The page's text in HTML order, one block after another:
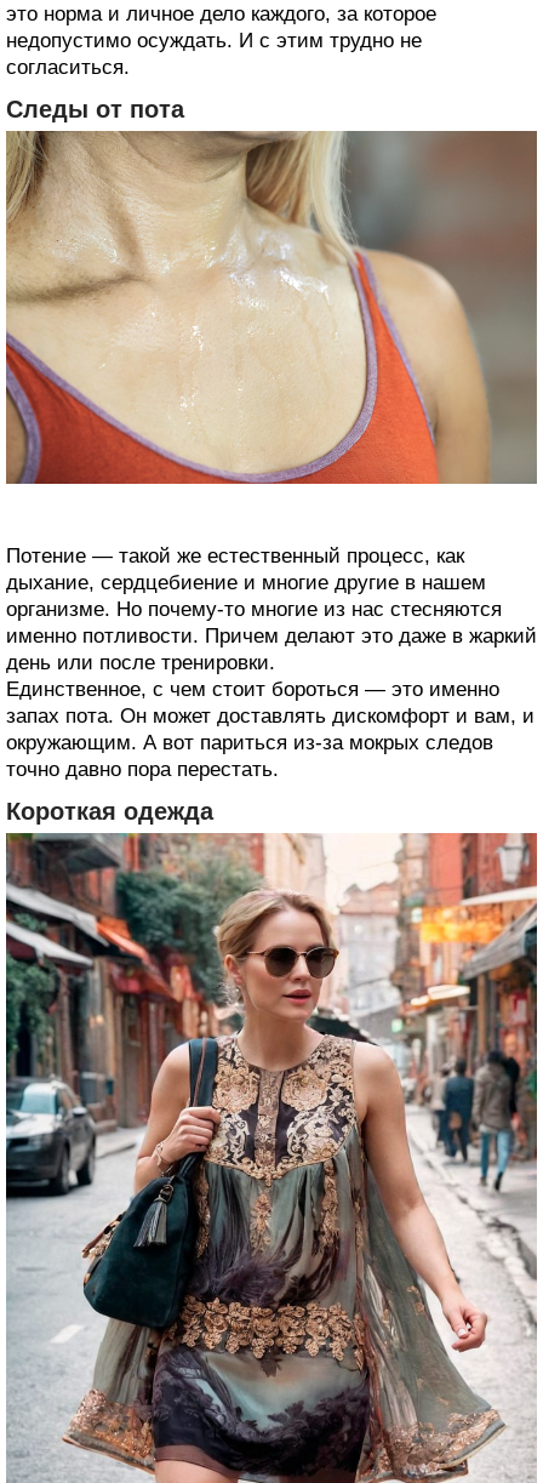
это норма и личное дело каждого, за которое
недопустимо осуждать. И с этим трудно не
согласиться.
Следы от пота
Потение — такой же естественный процесс, как
дыхание, сердцебиение и многие другие в нашем
организме. Но почему-то многие из нас стесняются
именно потливости. Причем делают это даже в жаркий
день или после тренировки.
Единственное, с чем стоит бороться — это именно
запах пота. Он может доставлять дискомфорт и вам, и
окружающим. А вот париться из-за мокрых следов
точно давно пора перестать.
Короткая одежда